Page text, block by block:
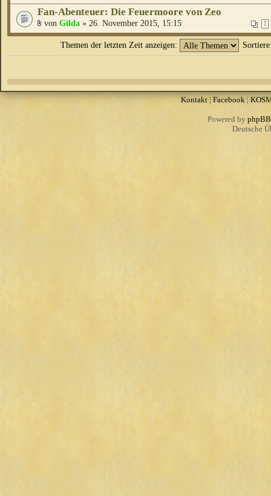
Fan-Abenteuer: Die Feuermoore von Zeo
1
von Gilda » 26. November 2015, 15:15
Themen der letzten Zeit anzeigen:
Kontakt| Facebook|
Powered by phpBB
Deutsche